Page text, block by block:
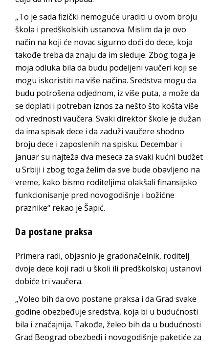
„To je sada fizički nemoguće uraditi u ovom broju
škola i predškolskih ustanova. Mislim da je ovo
način na koji će novac sigurno doći do dece, koja
takođe treba da znaju da im sleduje. Zbog toga je
moja odluka bila da budu podeljeni vaučeri koji se
mogu iskoristiti na više načina. Sredstva mogu da
budu potrošena odjednom, iz više puta, a može da
se doplati i potreban iznos za nešto što košta više
od vrednosti vaučera. Svaki direktor škole je dužan
da ima spisak dece i da zaduži vaučere shodno
broju dece i zaposlenih na spisku. Decembar i
januar su najteža dva meseca za svaki kućni budžet
u Srbiji i zbog toga želim da sve bude obavljeno na
vreme, kako bismo roditeljima olakšali finansijsko
funkcionisanje pred novogodišnje i božićne
praznike“ rekao je Šapić.
Da postane praksa
Primera radi, objasnio je gradonačelnik, roditelj
dvoje dece koji radi u školi ili predškolskoj ustanovi
dobiće tri vaučera.
„Voleo bih da ovo postane praksa i da Grad svake
godine obezbeđuje sredstva, koja bi u budućnosti
bila i značajnija. Takođe, želeo bih da u budućnosti
Grad Beograd obezbedi i novogodišnje paketiće za